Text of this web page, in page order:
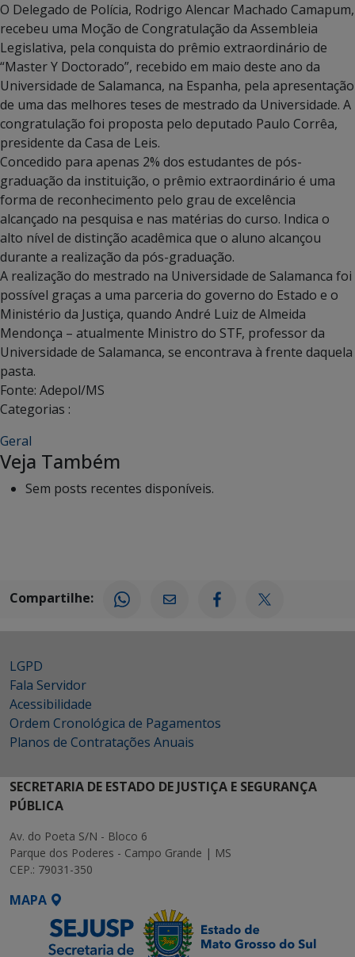
O Delegado de Polícia, Rodrigo Alencar Machado Camapum,
recebeu uma Moção de Congratulação da Assembleia
Legislativa, pela conquista do prêmio extraordinário de
“Master Y Doctorado”, recebido em maio deste ano da
Universidade de Salamanca, na Espanha, pela apresentação
de uma das melhores teses de mestrado da Universidade. A
congratulação foi proposta pelo deputado Paulo Corrêa,
presidente da Casa de Leis.
Concedido para apenas 2% dos estudantes de pós-
graduação da instituição, o prêmio extraordinário é uma
forma de reconhecimento pelo grau de excelência
alcançado na pesquisa e nas matérias do curso. Indica o
alto nível de distinção acadêmica que o aluno alcançou
durante a realização da pós-graduação.
A realização do mestrado na Universidade de Salamanca foi
possível graças a uma parceria do governo do Estado e o
Ministério da Justiça, quando André Luiz de Almeida
Mendonça – atualmente Ministro do STF, professor da
Universidade de Salamanca, se encontrava à frente daquela
pasta.
Fonte: Adepol/MS
Categorias :
Geral
Veja Também
Sem posts recentes disponíveis.
Compartilhe:
LGPD
Fala Servidor
Acessibilidade
Ordem Cronológica de Pagamentos
Planos de Contratações Anuais
SECRETARIA DE ESTADO DE JUSTIÇA E SEGURANÇA
PÚBLICA
Av. do Poeta S/N - Bloco 6
Parque dos Poderes - Campo Grande | MS
CEP.: 79031-350
MAPA